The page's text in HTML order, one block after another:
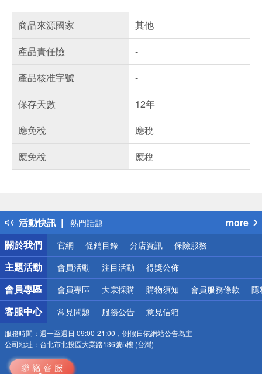
商品來源國家
其他
產品責任險
-
產品核准字號
-
保存天數
12年
應免稅
應稅
應免稅
應稅
活動快訊
得獎公告
熱門話題
銀行優惠
偏遠地區配送
詐騙網頁！請小心！
more
關於我們
官網 促銷目錄 分店資訊 保險服務
主題活動 會員活動 注目活動 得獎公佈
會員專區 會員專區 大宗採購 購物須知 會員服務條款 隱
客服中心 常見問題 服務公告 意見信箱
服務時間： 週一至週日 09:00-21:00，例假日依網站公告為主
公司地址： 台北市北投區大業路136號5樓 (台灣)